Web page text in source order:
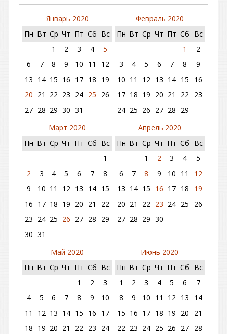
Январь 2020
Пн Вт Ср Чт Пт Сб Вс
1
2 3 4
5
6
7 8 9 10 11
12
13 14 15 16 17 18
19
20 21 22 23 24 25
26
27 28 29 30 31
Февраль 2020
Пн Вт Ср Чт Пт Сб Вс
1
2
3
4 5 6 7 8
9
10 11 12 13 14 15
16
17 18 19 20 21 22 23
24 25 26 27 28
29
Март 2020
Пн Вт Ср Чт Пт Сб Вс
1
2
3 4 5 6 7
8
9
10 11 12 13 14 15
16 17 18 19 20 21
22
23 24 25 26 27 28
29
30 31
Апрель 2020
Пн Вт Ср Чт Пт Сб Вс
1
2 3 4
5
6
7 8 9 10 11
12
13 14 15 16 17 18
19
20 21 22 23 24 25
26
27 28 29 30
Май 2020
Пн Вт Ср Чт Пт Сб Вс
1
2
3
4
5 6 7 8 9
10
11
12 13 14 15 16
17
18 19 20 21 22 23
24
Июнь 2020
Пн Вт Ср Чт Пт Сб Вс
1
2 3 4 5 6
7
8
9 10 11 12 13
14
15 16 17 18 19 20
21
22 23 24 25 26 27 28